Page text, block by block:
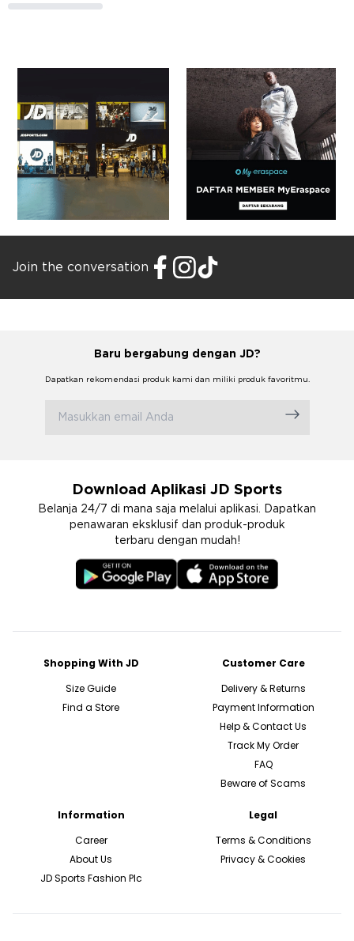
Join the conversation
Baru bergabung dengan JD?
Dapatkan rekomendasi produk kami dan miliki produk favoritmu.
Download Aplikasi JD Sports
Belanja 24/7 di mana saja melalui aplikasi. Dapatkan
penawaran eksklusif dan produk-produk
terbaru dengan mudah!
Shopping With JD
Size Guide
Find a Store
Customer Care
Delivery & Returns
Payment Information
Help & Contact Us
Track My Order
FAQ
Beware of Scams
Information
Career
About Us
JD Sports Fashion Plc
Legal
Terms & Conditions
Privacy & Cookies